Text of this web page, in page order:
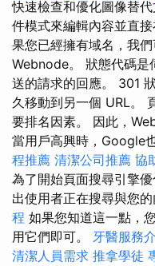
快速檢查和優化圖像替代
件模式來編輯內容並直
果您已經擁有域名，我
Webnode。 狀態代碼是
送的請求的回應。 301
久移動到另一個 URL。
要排名因素。 因此，
當用戶高興時，Google
程推薦 清潔公司推薦 協
為了開始頁面搜尋引擎
出使用者正在搜尋與您
程 如果您知道這一點，
用它們即可。 牙醫服務
清潔人員需求 推拿學徒